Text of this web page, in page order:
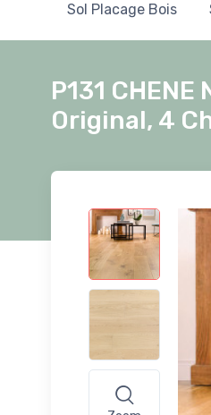
Sol Placage Bois
P131
Original, 4